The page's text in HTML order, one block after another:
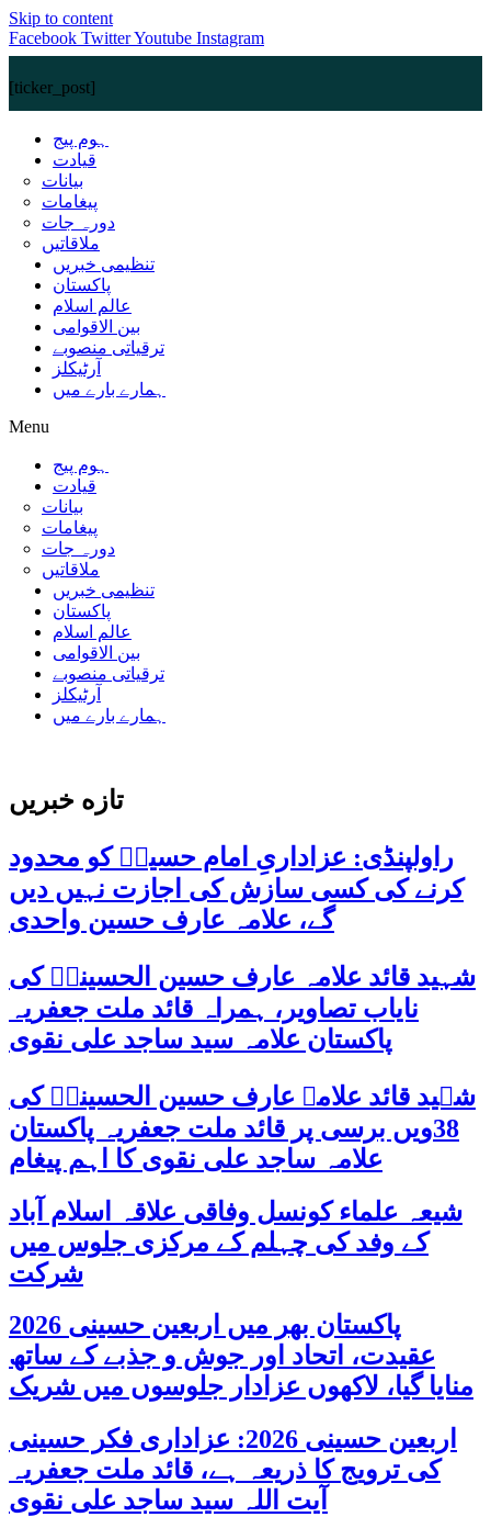
Skip to content
Facebook TwitterYoutube Instagram
[ticker_post]
ہوم پیج
قیادت
بیانات
پیغامات
دورہ جات
ملاقاتیں
تنظیمی خبریں
پاکستان
عالم اسلام
بین الاقوامی
ترقیاتی منصوبے
آرٹیکلز
ہمارے بارے میں
Menu
ہوم پیج
قیادت
بیانات
پیغامات
دورہ جات
ملاقاتیں
تنظیمی خبریں
پاکستان
عالم اسلام
بین الاقوامی
ترقیاتی منصوبے
آرٹیکلز
ہمارے بارے میں
تازه خبریں
راولپنڈی: عزاداریِ امام حسینؑ کو محدود
کرنے کی کسی سازش کی اجازت نہیں دیں
گے، علامہ عارف حسین واحدی
شہید قائد علامہ عارف حسین الحسینیؒ کی
نایاب تصاویر، ہمراہ قائد ملت جعفریہ
پاکستان علامہ سید ساجد علی نقوی
شہید قائد علامہ عارف حسین الحسینیؒ کی
38ویں برسی پر قائد ملت جعفریہ پاکستان
علامہ ساجد علی نقوی کا اہم پیغام
شیعہ علماء کونسل وفاقی علاقہ اسلام آباد
کے وفد کی چہلم کے مرکزی جلوس میں
شرکت
پاکستان بھر میں اربعین حسینی 2026
عقیدت، اتحاد اور جوش و جذبے کے ساتھ
منایا گیا، لاکھوں عزادار جلوسوں میں شریک
اربعین حسینی 2026: عزاداری فکر حسینی
کی ترویج کا ذریعہ ہے، قائد ملت جعفریہ
آیت اللہ سید ساجد علی نقوی